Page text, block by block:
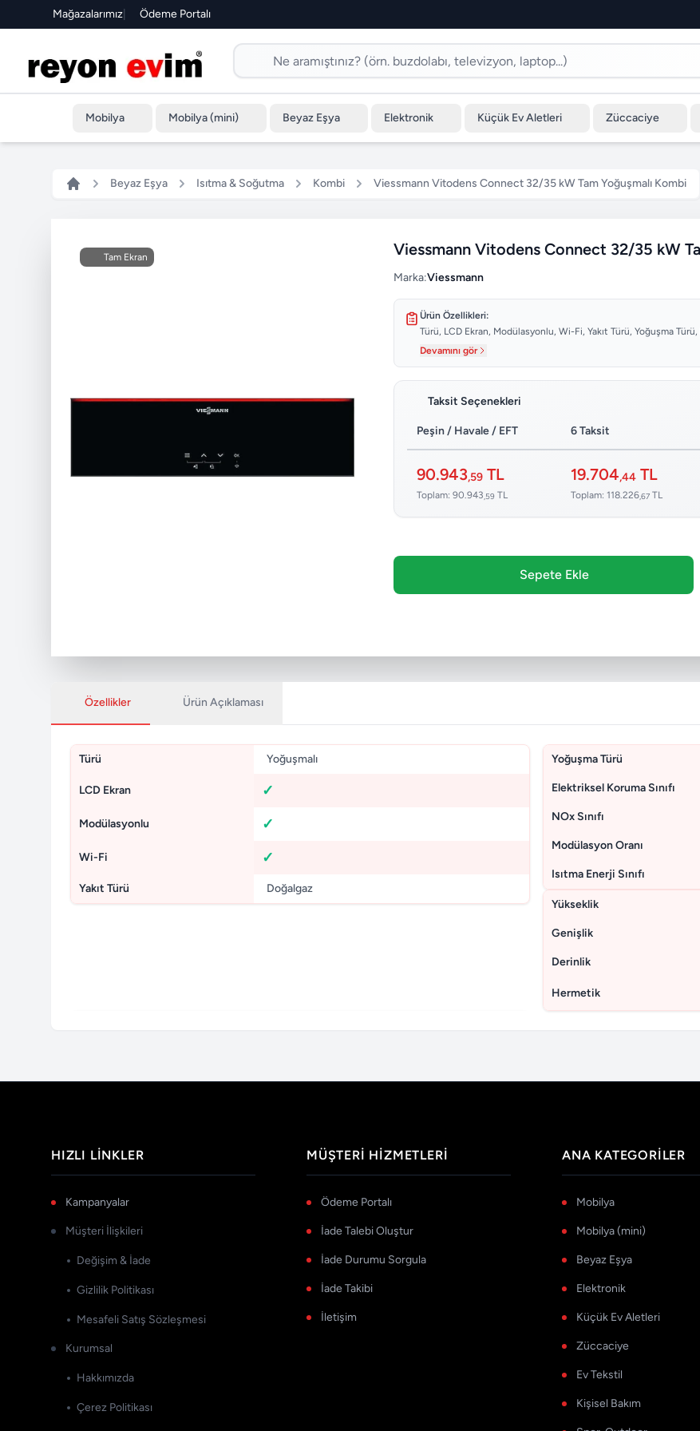
Mağazalarımız| Ödeme Portalı
Mobilya Mobilya (mini) Beyaz Eşya Elektronik Küçük Ev Aletleri Züccaciye
Beyaz Eşya Isıtma & Soğutma Kombi Viessmann Vitodens Connect 32/35 kW Tam Yoğuşmalı Kombi
Tam Ekran Viessmann Vitodens Connect 32/35 kW
Marka:Viessmann
Ürün Özellikleri:
Türü, LCD Ekran, Modülasyonlu, Wi-Fi, Yakıt Türü, Yoğuşma Türü,
Devamını gör
Taksit Seçenekleri
Peşin / Havale / EFT 6 Taksit
90.943,59 TL
Toplam: 90.943 ,59 TL
19.704,44 TL
Toplam: 118.226,67 TL
Sepete Ekle
Özellikler Ürün Açıklaması
Türü Yoğuşmalı
LCD Ekran
Modülasyonlu
Wi-Fi
Yakıt Türü Doğalgaz
Yoğuşma Türü
Elektriksel Koruma Sınıfı
NOx Sınıfı
Modülasyon Oranı
Isıtma Enerji Sınıfı
Yükseklik
Genişlik
Derinlik
Hermetik
HIZLI LINKLER
Kampanyalar
Müşteri İlişkileri
Değişim & İade
Gizlilik Politikası
Mesafeli Satış Sözleşmesi
Kurumsal
Hakkımızda
Çerez Politikası
MÜŞTERI HIZMETLERI
Ödeme Portalı
İade Talebi Oluştur
İade Durumu Sorgula
İade Takibi
İletişim
ANA KATEGORILER
Mobilya
Mobilya (mini)
Beyaz Eşya
Elektronik
Küçük Ev Aletleri
Züccaciye
Ev Tekstil
Kişisel Bakım